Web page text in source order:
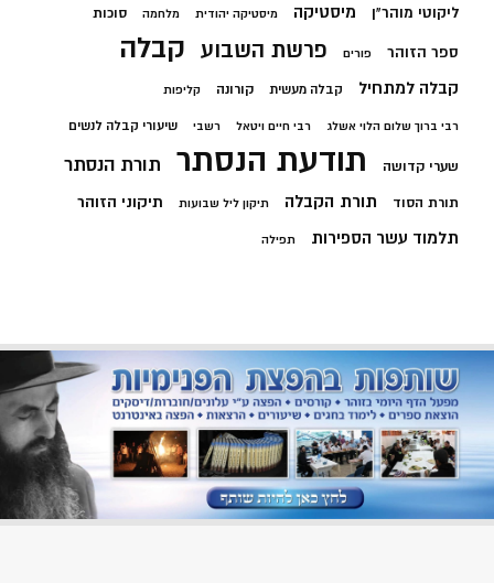
ליקוטי מוהר"ן מיסטיקה מיסטיקה יהודית מלחמה סוכות
ספר הזוהר פורים פרשת השבוע קבלה
קבלה למתחיל קבלה מעשית קורונה קליפות
רבי ברוך שלום הלוי אשלג רבי חיים ויטאל רשבי שיעורי קבלה לנשים
שערי קדושה תודעת הנסתר תורת הנסתר
תורת הסוד תורת הקבלה תיקון ליל שבועות תיקוני הזוהר
תלמוד עשר הספירות תפילה